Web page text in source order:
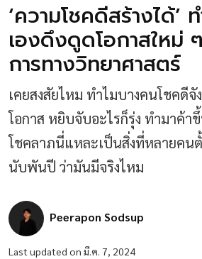
‘ความโชคดีสร้างได้’
เองดึงดูดโอกาสใหม่
การทางวิทยาศาสตร์
เคยสงสัยไหม ทำไมบางคนโชคดี
โอกาส หยิบจับอะไรก็รุ่ง ทำมาค้า
โชคลาภนี่แหละเป็นสิ่งที่หลายคน
นับพันปี ว่ามันมีจริงไหม
Peerapon Sodsup
Last updated on มี.ค. 7, 2024